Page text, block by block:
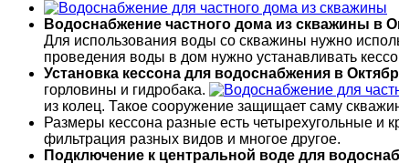
Водоснабжение частного дома из скважины в
Для использования воды со скважины нужно
проведения воды в дом нужно устанавливать
Установка кессона для водоснабжения в
горловины и гидробака.
из колец. Такое сооружение защищает саму
Размеры кессона разные есть четырехугольные и
фильтрация разных видов и многое другое.
Подключение к центральной воде для